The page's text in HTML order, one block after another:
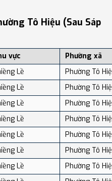
địa điểm, dịch vụ và du
Tô Hiệu (sau Sáp
vực
Phường xã
Lề
Phường Tô
Lề
Phường Tô
Lề
Phường Tô
Lề
Phường Tô
Lề
Phường Tô
Lề
Phường Tô
Lề
Phường Tô